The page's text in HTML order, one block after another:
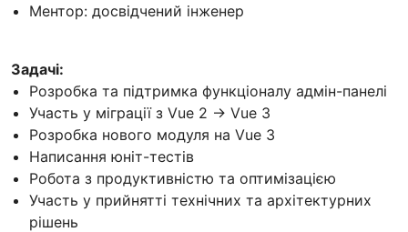
Ментор: досвідчений інженер
Задачі:
Розробка та підтримка функціоналу адмін-панелі
Участь у міграції з Vue 2 → Vue 3
Розробка нового модуля на Vue 3
Написання юніт-тестів
Робота з продуктивністю та оптимізацією
Участь у прийнятті технічних та архітектурних
рішень